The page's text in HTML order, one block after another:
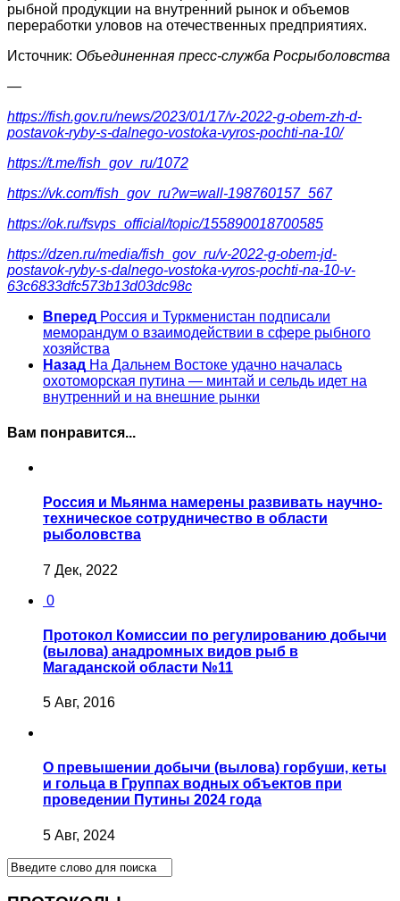
рыбной продукции на внутренний рынок и объемов
переработки уловов на отечественных предприятиях.
Источник: Объединенная пресс-служба Росрыболовства
—
https://fish.gov.ru/news/2023/01/17/v-2022-g-obem-zh-d-
postavok-ryby-s-dalnego-vostoka-vyros-pochti-na-10/
https://t.me/fish_gov_ru/1072
https://vk.com/fish_gov_ru?w=wall-198760157_567
https://ok.ru/fsvps_official/topic/155890018700585
https://dzen.ru/media/fish_gov_ru/v-2022-g-obem-jd-
postavok-ryby-s-dalnego-vostoka-vyros-pochti-na-10-v-
63c6833dfc573b13d03dc98c
Вперед Россия и Туркменистан подписали
меморандум о взаимодействии в сфере рыбного
хозяйства
Назад На Дальнем Востоке удачно началась
охотоморская путина — минтай и сельдь идет на
внутренний и на внешние рынки
Вам понравится...
Россия и Мьянма намерены развивать научно-
техническое сотрудничество в области
рыболовства
7 Дек, 2022
0
Протокол Комиссии по регулированию добычи
(вылова) анадромных видов рыб в
Магаданской области №11
5 Авг, 2016
О превышении добычи (вылова) горбуши, кеты
и гольца в Группах водных объектов при
проведении Путины 2024 года
5 Авг, 2024